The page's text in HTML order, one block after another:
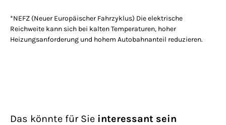
*NEFZ (Neuer Europäischer Fahrzyklus) Die elektrische
Reichweite kann sich bei kalten Temperaturen, hoher
Heizungsanforderung und hohem Autobahnanteil reduzieren.
Das könnte für Sie interessant sein